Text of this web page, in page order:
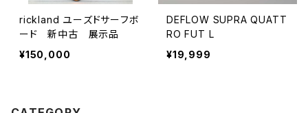
rickland ユーズドサーフボ
ード 新中古 展示品
¥150,000
DEFLOW SUPRA QUATT
RO FUT L
¥19,999